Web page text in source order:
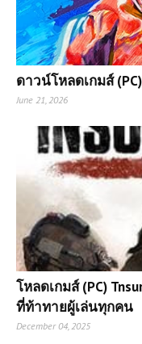
ดาวน์โหลดเกมส์
June 21, 2026
โหลดเกมส์ (PC)
ที่ท้าทายผู้เล่นทุกคน
December 04, 2025